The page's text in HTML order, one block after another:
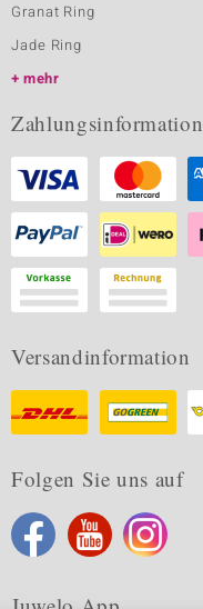
Granat Ring
Jade Ring
mehr
Zahlungsinformation
Versandinformation
Folgen Sie uns auf